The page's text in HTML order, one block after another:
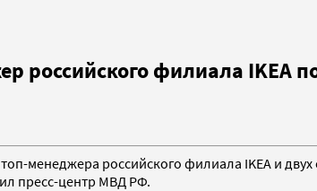
российского филиала IKEA
менеджера российского филиала IKEA и
пресс-центр МВД РФ.